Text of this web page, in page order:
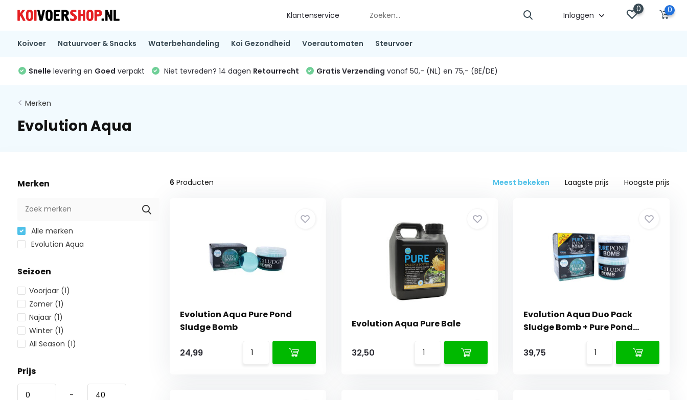
Klantenservice Inloggen
0 0
Koivoer Natuurvoer & Snacks Waterbehandeling Koi Gezondheid Voerautomaten Steurvoer
Snelle levering en Goed verpakt Niet tevreden? 14 dagen Retourrecht Gratis Verzending vanaf 50,- (NL) en 75,- (BE/DE)
Merken
Evolution Aqua
Merken
Alle merken
Evolution Aqua
Seizoen
Voorjaar (1)
Zomer (1)
Najaar (1)
Winter (1)
All Season (1)
Prijs
-
6 Producten Meest bekeken Laagste prijs Hoogste prijs
Evolution Aqua Pure Pond
Sludge Bomb
24,99
Evolution Aqua Pure Bale
32,50
Evolution Aqua Duo Pack
Sludge Bomb + Pure Pond
39,75